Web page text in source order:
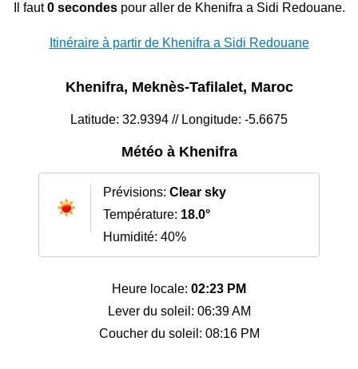
Il faut0 secondespour aller de Khenifra a Sidi Redouane.
Itinéraire à partir de Khenifra a Sidi Redouane
Khenifra, Meknès-Tafilalet, Maroc
Latitude: 32.9394 // Longitude: -5.6675
Météo à Khenifra
Prévisions: Clear sky
Température: 18.0°
Humidité: 40%
Heure locale: 02:23 PM
Lever du soleil: 06:39 AM
Coucher du soleil: 08:16 PM